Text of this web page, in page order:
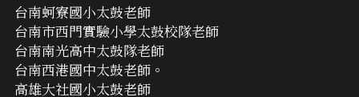
台南蚵寮國小太鼓老師
台南市西門實驗小學太鼓校隊老師
台南南光高中太鼓隊老師
台南西港國中太鼓老師。
高雄大社國小太鼓老師